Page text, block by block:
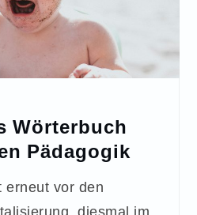
Wörterbuch
Pädagogik
erneut vor den
diesmal im